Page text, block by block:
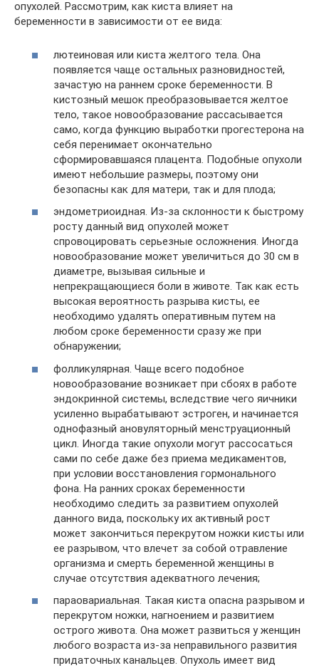
опухолей. Рассмотрим, как киста влияет на
беременности в зависимости от ее вида:
лютеиновая или киста желтого тела. Она
появляется чаще остальных разновидностей,
зачастую на раннем сроке беременности. В
кистозный мешок преобразовывается желтое
тело, такое новообразование рассасывается
само, когда функцию выработки прогестерона на
себя перенимает окончательно
сформировавшаяся плацента. Подобные опухоли
имеют небольшие размеры, поэтому они
безопасны как для матери, так и для плода;
эндометриоидная. Из-за склонности к быстрому
росту данный вид опухолей может
спровоцировать серьезные осложнения. Иногда
новообразование может увеличиться до 30 см в
диаметре, вызывая сильные и
непрекращающиеся боли в животе. Так как есть
высокая вероятность разрыва кисты, ее
необходимо удалять оперативным путем на
любом сроке беременности сразу же при
обнаружении;
фолликулярная. Чаще всего подобное
новообразование возникает при сбоях в работе
эндокринной системы, вследствие чего яичники
усиленно вырабатывают эстроген, и начинается
однофазный ановуляторный менструационный
цикл. Иногда такие опухоли могут рассосаться
сами по себе даже без приема медикаментов,
при условии восстановления гормонального
фона. На ранних сроках беременности
необходимо следить за развитием опухолей
данного вида, поскольку их активный рост
может закончиться перекрутом ножки кисты или
ее разрывом, что влечет за собой отравление
организма и смерть беременной женщины в
случае отсутствия адекватного лечения;
параовариальная. Такая киста опасна разрывом и
перекрутом ножки, нагноением и развитием
острого живота. Она может развиться у женщин
любого возраста из-за неправильного развития
придаточных канальцев. Опухоль имеет вид